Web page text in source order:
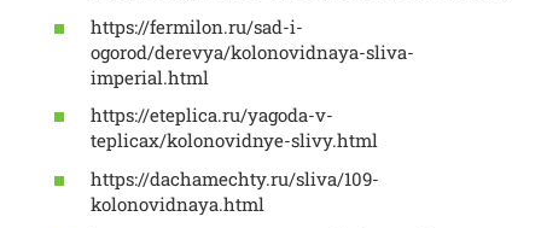
https://fermilon.ru/sad-i-
ogorod/derevya/kolonovidnaya-sliva-
imperial.html
https://eteplica.ru/yagoda-v-
teplicax/kolonovidnye-slivy.html
https://dachamechty.ru/sliva/109-
kolonovidnaya.html